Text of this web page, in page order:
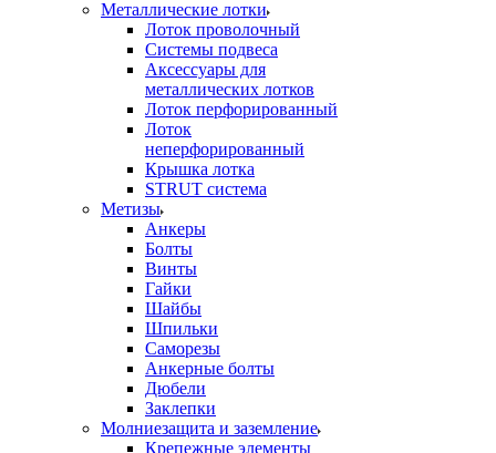
Металлические лотки
Лоток проволочный
Системы подвеса
Аксессуары для
металлических лотков
Лоток перфорированный
Лоток
неперфорированный
Крышка лотка
STRUT система
Метизы
Анкеры
Болты
Винты
Гайки
Шайбы
Шпильки
Саморезы
Анкерные болты
Дюбели
Заклепки
Молниезащита и заземление
Крепежные элементы